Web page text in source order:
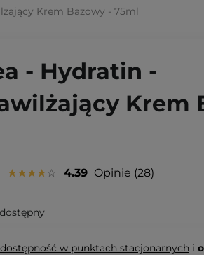
Krem Bazowy - 75ml
- Hydratin -
Krem
4.39 Opinie 28
dostępność w punktach stacjonarnych i